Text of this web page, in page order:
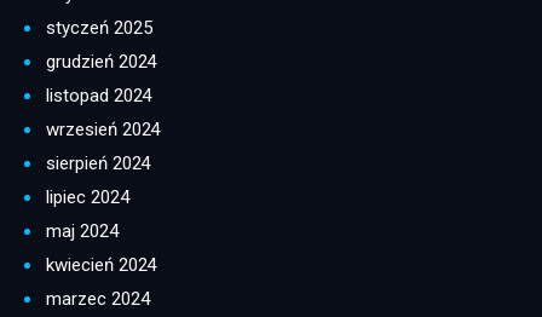
styczeń 2025
grudzień 2024
listopad 2024
wrzesień 2024
sierpień 2024
lipiec 2024
maj 2024
kwiecień 2024
marzec 2024